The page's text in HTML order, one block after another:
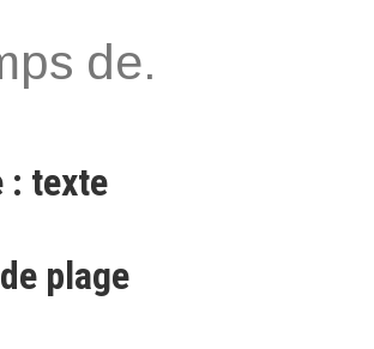
de.
: texte
plage